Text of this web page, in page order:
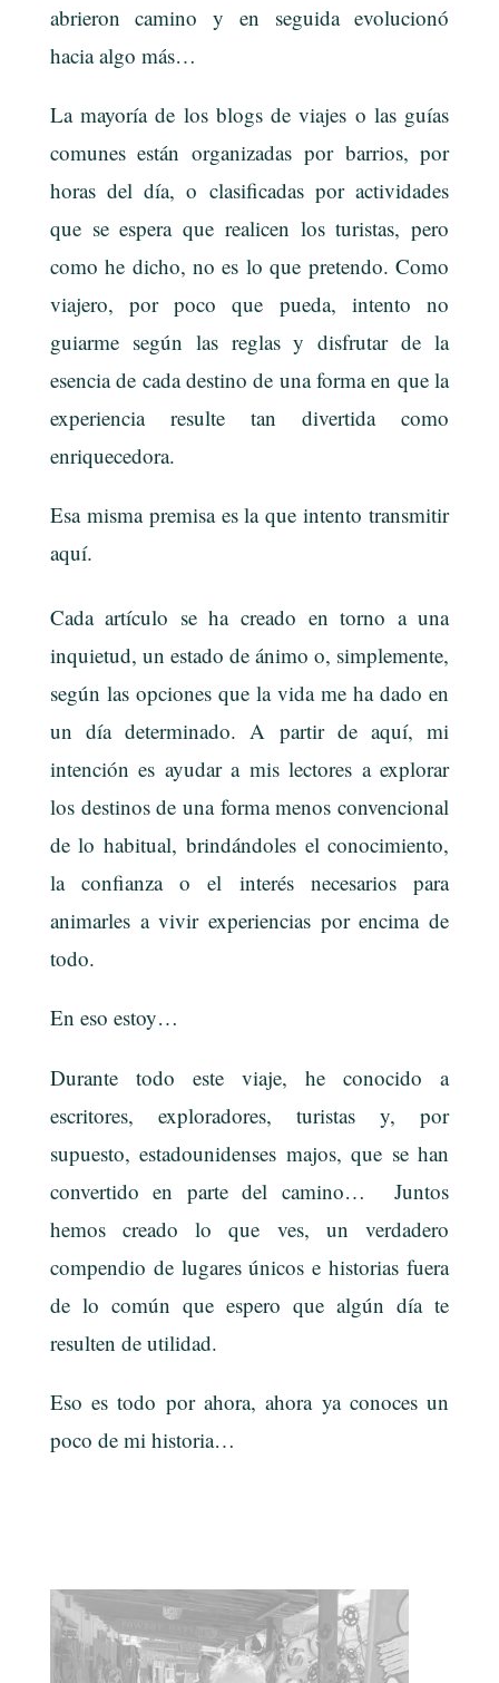
abrieron camino y en seguida evolucionó
hacia algo más…
La mayoría de los blogs de viajes o las guías
comunes están organizadas por barrios, por
horas del día, o clasificadas por actividades
que se espera que realicen los turistas, pero
como he dicho, no es lo que pretendo. Como
viajero, por poco que pueda, intento no
guiarme según las reglas y disfrutar de la
esencia de cada destino de una forma en que la
experiencia resulte tan divertida como
enriquecedora.
Esa misma premisa es la que intento transmitir
aquí.
Cada artículo se ha creado en torno a una
inquietud, un estado de ánimo o, simplemente,
según las opciones que la vida me ha dado en
un día determinado. A partir de aquí, mi
intención es ayudar a mis lectores a explorar
los destinos de una forma menos convencional
de lo habitual, brindándoles el conocimiento,
la confianza o el interés necesarios para
animarles a vivir experiencias por encima de
todo.
En eso estoy…
Durante todo este viaje, he conocido a
escritores, exploradores, turistas y, por
supuesto, estadounidenses majos, que se han
convertido en parte del camino… Juntos
hemos creado lo que ves, un verdadero
compendio de lugares únicos e historias fuera
de lo común que espero que algún día te
resulten de utilidad.
Eso es todo por ahora, ahora ya conoces un
poco de mi historia…